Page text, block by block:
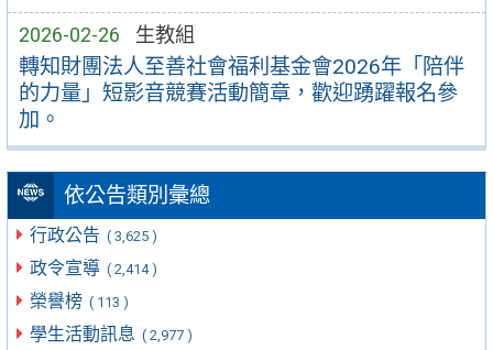
2026-02-26 生教組
轉知財團法人至善社會福利基金會2026年「陪伴
的力量」短影音競賽活動簡章，歡迎踴躍報名參
加。
依公告類別彙總
行政公告 ( 3,625 )
政令宣導 ( 2,414 )
榮譽榜 ( 113 )
學生活動訊息 ( 2,977 )